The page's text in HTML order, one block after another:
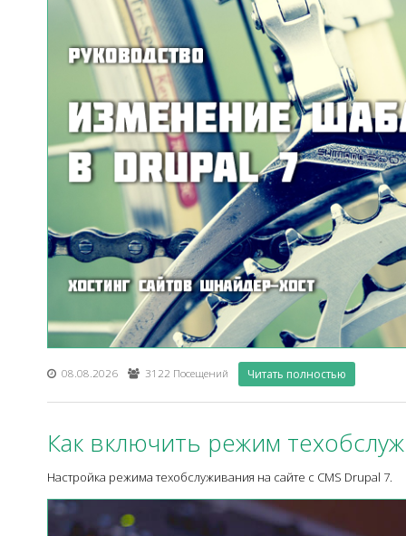
08.08.2026 3122 Посещений Читать полностью
Как включить режим
Настройка режима техобслуживания на сайте с CMS Drupal 7.